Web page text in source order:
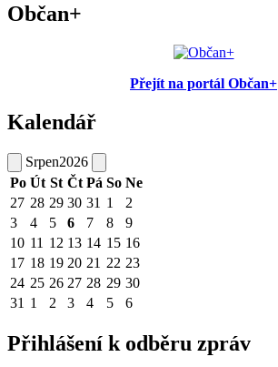
Občan+
Přejít na portál Občan+
Kalendář
Srpen2026
Po Út St Čt Pá So Ne
27 28 29 30 31 1
2
3
4 5 6 7 8
9
10 11 12 13 14 15 16
17 18 19 20 21 22 23
24 25 26 27 28 29 30
31 1 2 3 4 5 6
Přihlášení k odběru zpráv